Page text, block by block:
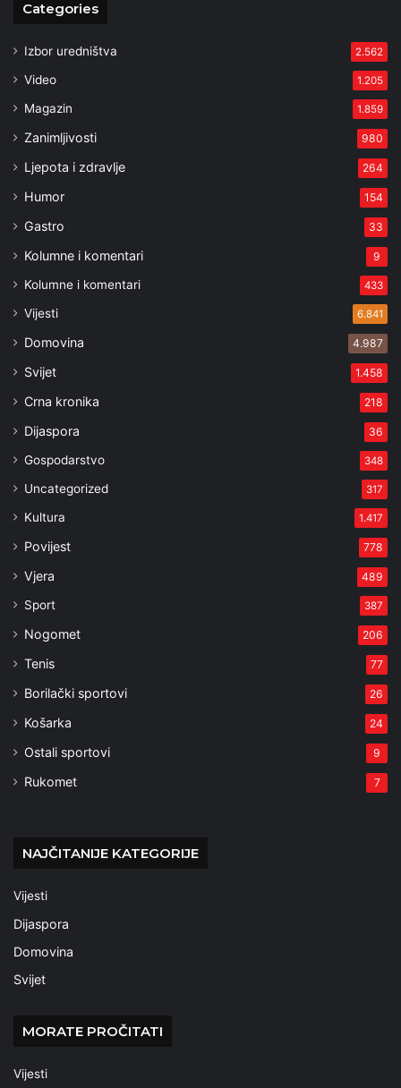
Categories
Izbor uredništva 2.562
Video 1.205
Magazin 1.859
Zanimljivosti 980
Ljepota i zdravlje 264
Humor 154
Gastro 33
Kolumne i komentari 9
Kolumne i komentari 433
Vijesti 6.841
Domovina 4.987
Svijet 1.458
Crna kronika 218
Dijaspora 36
Gospodarstvo 348
Uncategorized 317
Kultura 1.417
Povijest 778
Vjera 489
Sport 387
Nogomet 206
Tenis 77
Borilački sportovi 26
Košarka 24
Ostali sportovi 9
Rukomet 7
NAJČITANIJE KATEGORIJE
Vijesti
Dijaspora
Domovina
Svijet
MORATE PROČITATI
Vijesti